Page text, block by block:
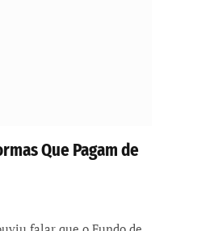
Que Pagam de